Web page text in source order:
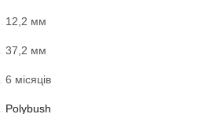
12,2 мм
37,2 мм
6 місяців
Polybush